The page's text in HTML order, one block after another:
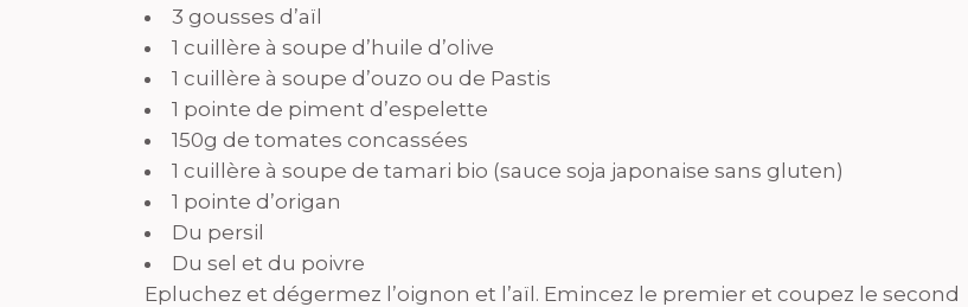
3 gousses d’aïl
1 cuillère à soupe d’huile d’olive
1 cuillère à soupe d’ouzo ou de Pastis
1 pointe de piment d’espelette
150g de tomates concassées
1 cuillère à soupe de tamari bio (sauce soja japonaise sans gluten)
1 pointe d’origan
Du persil
Du sel et du poivre
Epluchez et dégermez l’oignon et l’aïl. Emincez le premier et coupez le second